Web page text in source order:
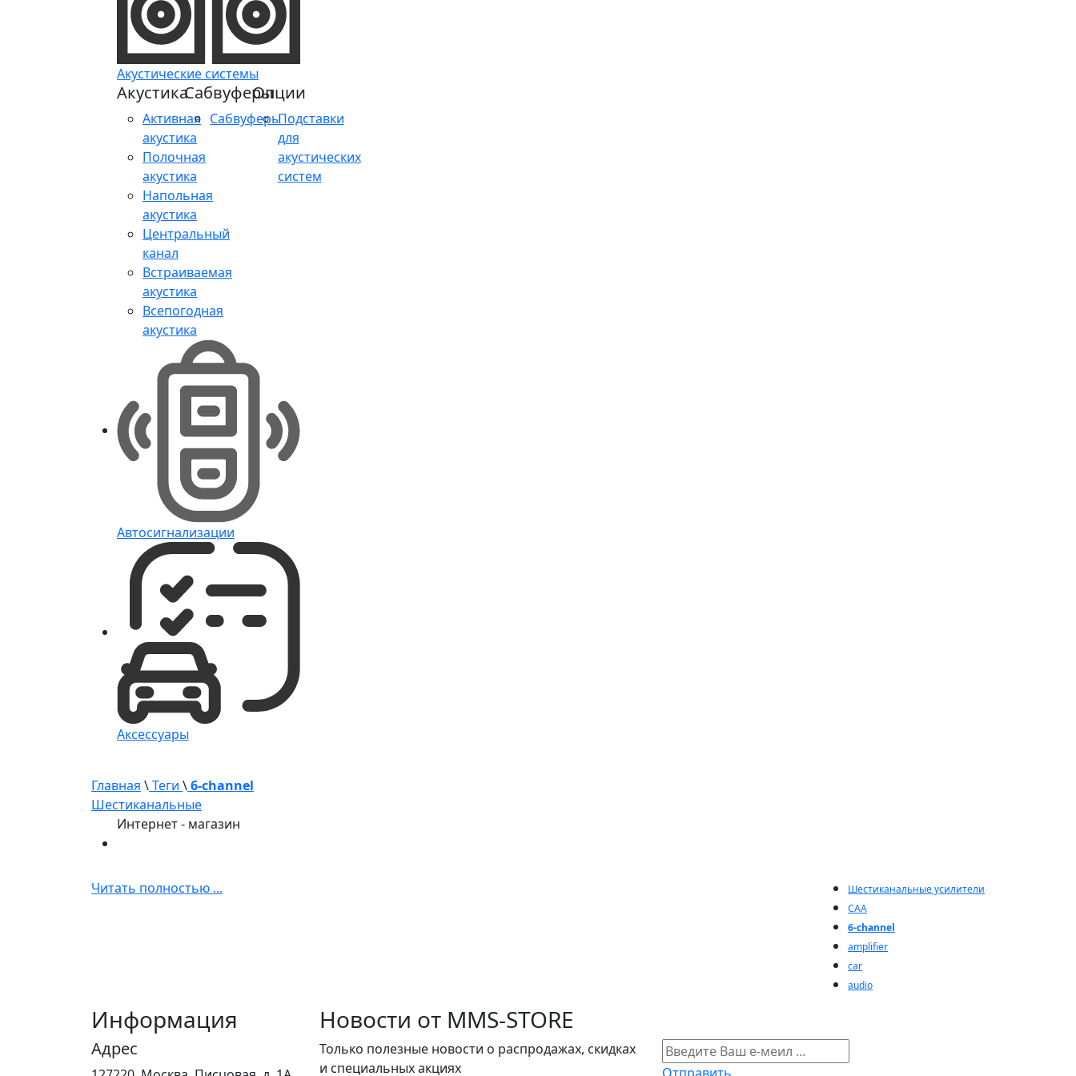
Акустические системы
Акустика
Активная
акустика
Полочная
акустика
Напольная
акустика
Центральный
канал
Встраиваемая
акустика
Всепогодная
акустика
Сабвуферы
Сабвуферы
Опции
Подставки
для
акустических
систем
Автосигнализации
Аксессуары
Главная \Теги \6-channel
Шестиканальные
Интернет - магазин
Шестиканальные усилители
CAA
6-channel
amplifier
car
audio
Читать полностью ...
Информация
Адрес
Новости от MMS-STORE
Только полезные новости о распродажах, скидках
и специальных акциях